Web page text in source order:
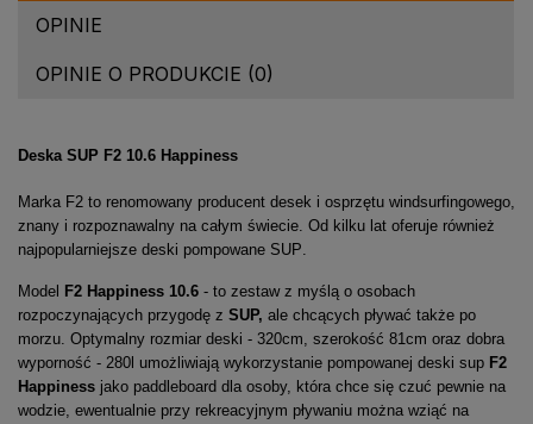
OPINIE
OPINIE O PRODUKCIE (0)
Deska SUP F2 10.6 Happiness
Marka F2 to renomowany producent desek i osprzętu windsurfingowego,
znany i rozpoznawalny na całym świecie. Od kilku lat oferuje również
najpopularniejsze deski pompowane SUP.
Model F2 Happiness 10.6 - to zestaw z myślą o osobach
rozpoczynających przygodę z SUP, ale chcących pływać także po
morzu. Optymalny rozmiar deski - 320cm, szerokość 81cm oraz dobra
wyporność - 280l umożliwiają wykorzystanie pompowanej deski sup F2
Happiness jako paddleboard dla osoby, która chce się czuć pewnie na
wodzie, ewentualnie przy rekreacyjnym pływaniu można wziąć na